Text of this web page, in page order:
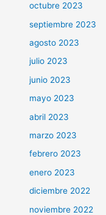
octubre 2023
septiembre 2023
agosto 2023
julio 2023
junio 2023
mayo 2023
abril 2023
marzo 2023
febrero 2023
enero 2023
diciembre 2022
noviembre 2022